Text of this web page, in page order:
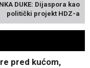
DUKE: Dijaspora kao
politički projekt HDZ-a
pred kućom,